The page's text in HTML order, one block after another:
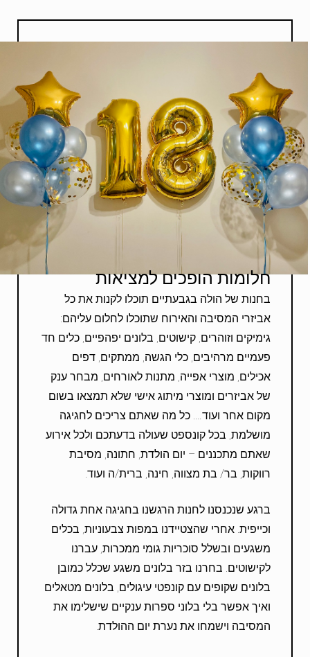
חלומות הופכים למציאות
בחנות של הולה בגבעתיים תוכלו לקנות את כל
אביזרי המסיבה והאירוח שתוכלו לחלום עליהם:
גימיקים וזוהרים, קישוטים, בלונים יפהפיים, כלים חד
פעמיים מרהיבים, כלי הגשה, ממתקים, דפים
אכילים, מוצרי אפייה, מתנות לאורחים, מבחר ענק
של אביזרים ומוצרי מיתוג אישי שלא תמצאו בשום
מקום אחר ועוד…. כל מה שאתם צריכים לחגיגה
מושלמת, בכל קונספט שעולה בדעתכם ולכל אירוע
שאתם מתכננים – יום הולדת, חתונה, מסיבת
רווקות, בר/ בת מצווה, חינה, ברית/ה ועוד.
ברגע שנכנסנו לחנות הרגשנו בחגיגה אחת גדולה
וכייפית. אחרי שהצטיידנו במפות צבעוניות, בכלים
משגעים ובשלל סוכריות גומי ממכרות, עברנו
לקישוטים. בחרנו בזר בלונים משגע שכלל כמובן
בלונים שקופים עם קונפטי עיגולים, בלונים מטאלים
ואיך אפשר בלי בלוני ספרות ענקיים שישלימו את
המסיבה וישמחו את נערת יום ההולדת.